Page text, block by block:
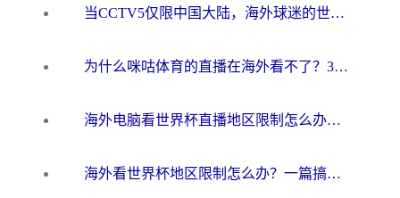
当CCTV5仅限中国大陆，海外球迷的世界杯狂欢如何继续？
为什么咪咕体育的直播在海外看不了？3步解决海外看世界杯+抖音地区限制难题
海外电脑看世界杯直播地区限制怎么办？你需要一个聪明的加速器
海外看世界杯地区限制怎么办？一篇搞定咪咕视频播放+国内资源无缝访问指南